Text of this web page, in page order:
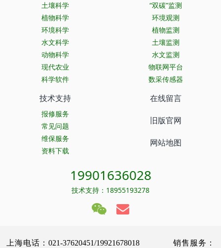
土壤科学
植物科学
环境科学
水文科学
动物科学
现代农业
科学软件
“双碳”监测
环境观测
植物监测
土壤监测
水文监测
物联网平台
数采传感器
技术支持
报修服务
常见问题
维保服务
资料下载
在线留言
旧版官网
网站地图
19901636028
技术支持：18955193278
上海电话：021-37620451/19921678018 销售服务：